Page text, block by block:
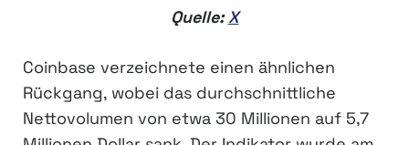
Quelle: X
Coinbase verzeichnete einen ähnlichen
Rückgang, wobei das durchschnittliche
Nettovolumen von etwa 30 Millionen auf 5,7